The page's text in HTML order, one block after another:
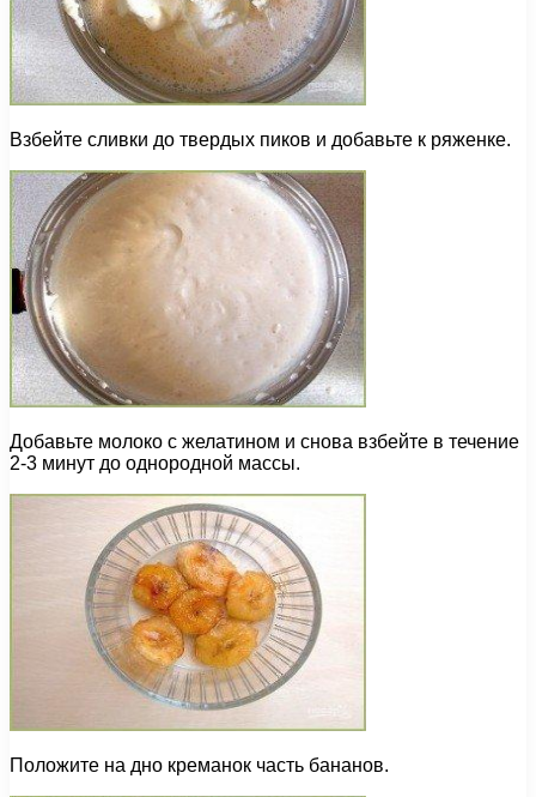
Взбейте сливки до твердых пиков и добавьте к ряженке.
Добавьте молоко с желатином и снова взбейте в течение
2-3 минут до однородной массы.
Положите на дно креманок часть бананов.